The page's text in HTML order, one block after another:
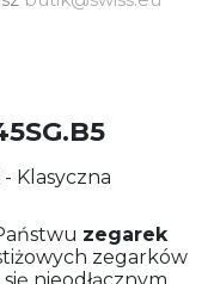
- Klasyczna
zegarek
zegarków